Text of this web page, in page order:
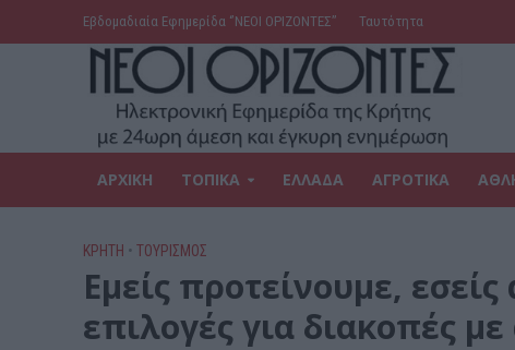
Εβδομαδιαία Εφημερίδα ‘’ΝΕΟΙ ΟΡΙΖΟΝΤΕΣ’’ Ταυτότητα
ΑΡΧΙΚΗ ΤΟΠΙΚΑ ΕΛΛΑΔΑ ΑΓΡΟΤΙΚΑ
ΚΡΗΤΗ • ΤΟΥΡΙΣΜΟΣ
Εμείς προτείνουμε,
επιλογές για διακοπές